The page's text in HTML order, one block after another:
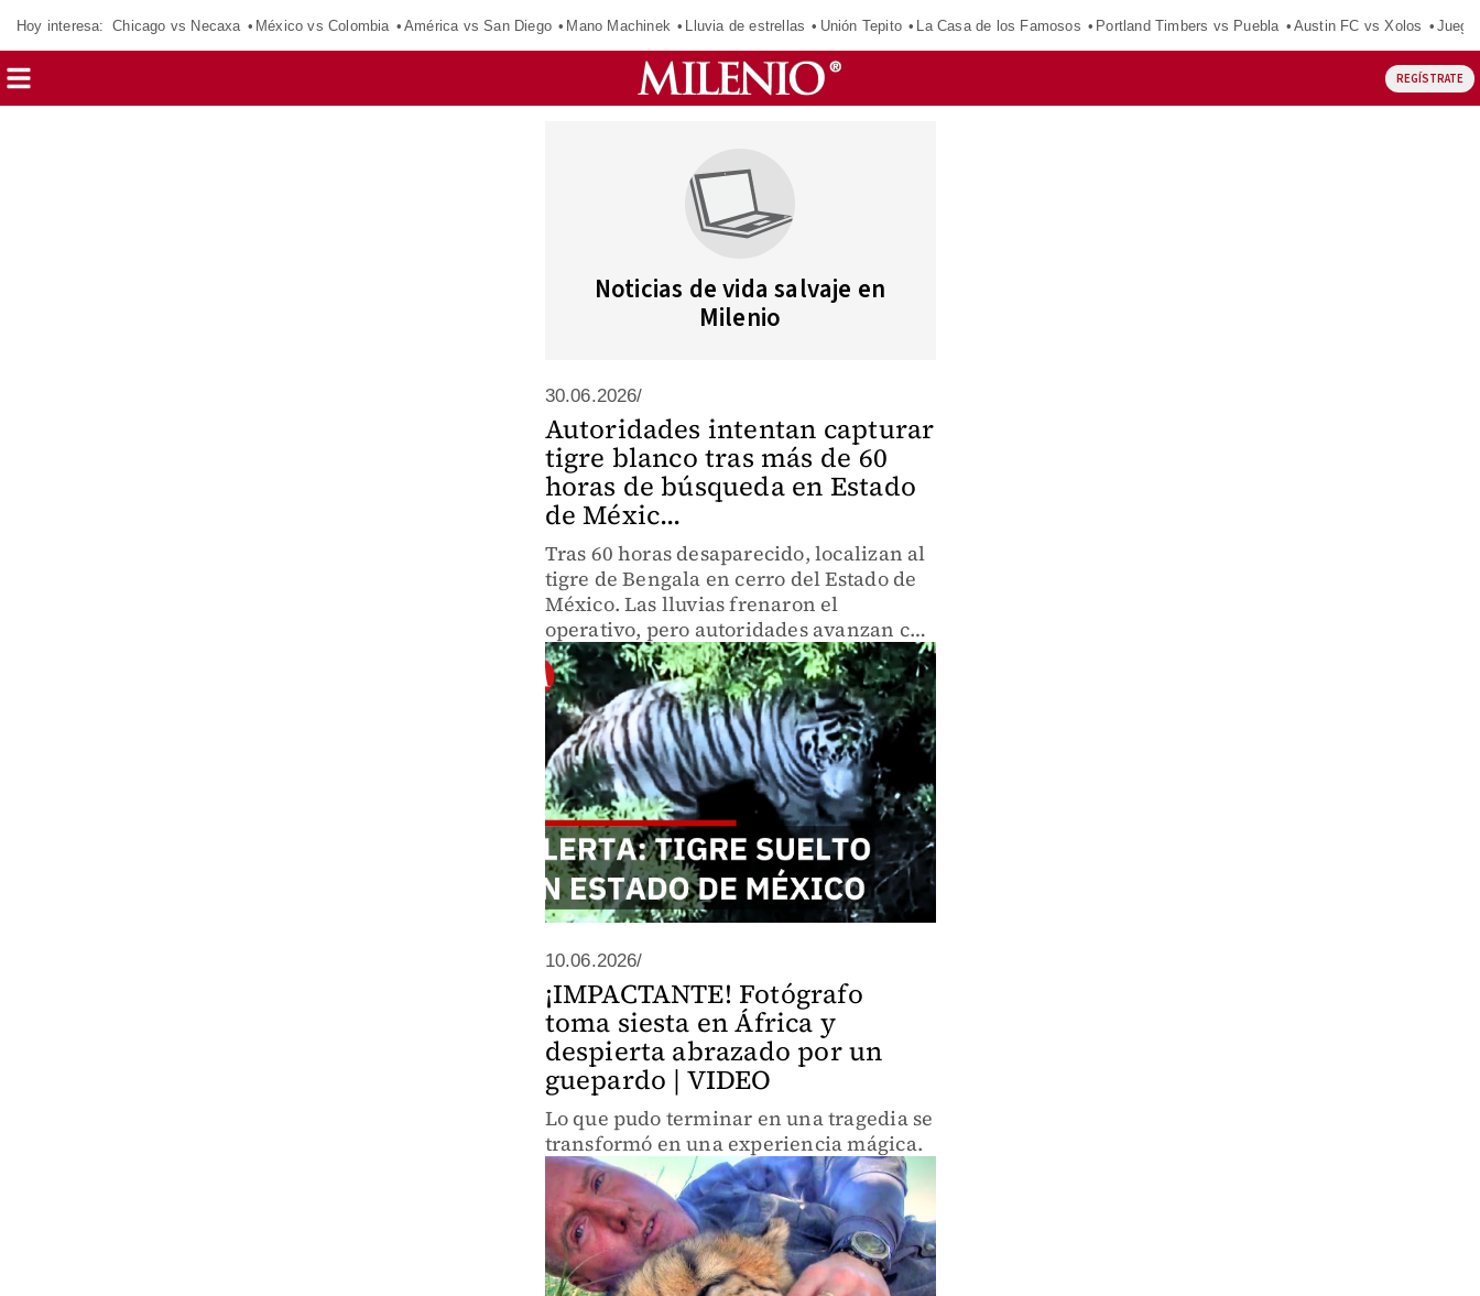
Hoy interesa: Chicago vs Necaxa México vs Colombia América vs San Diego Mano Machinek Lluvia de estrellas Unión Tepito La Casa de los Famosos Portland Timbers vs Puebla Austin FC vs Xolos
REGÍSTRATE
Noticias de vida salvaje en
Milenio
30.06.2026/
Autoridades intentan capturar
tigre blanco tras más de 60
horas de búsqueda en Estado
de Méxic...
Tras 60 horas desaparecido, localizan al
tigre de Bengala en cerro del Estado de
México. Las lluvias frenaron el
operativo, pero autoridades avanzan con
anestesia y 10 elementos en terreno
difícil.
10.06.2026/
¡IMPACTANTE! Fotógrafo
toma siesta en África y
despierta abrazado por un
guepardo | VIDEO
Lo que pudo terminar en una tragedia se
transformó en una experiencia mágica.